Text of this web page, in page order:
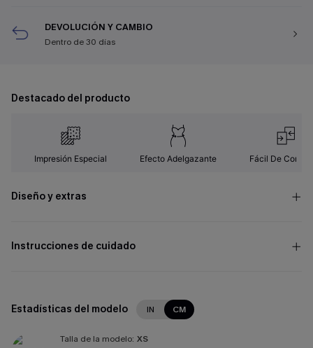
DEVOLUCIÓN Y CAMBIO
Dentro de 30 días
Destacado del producto
Impresión Especial Efecto Adelgazante Fácil De
Diseño y extras
Instrucciones de cuidado
Estadísticas del modelo IN CM
Talla de la modelo: XS